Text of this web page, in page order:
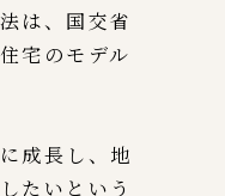
は、国交省
宅のモデル
成長し、地
たいという